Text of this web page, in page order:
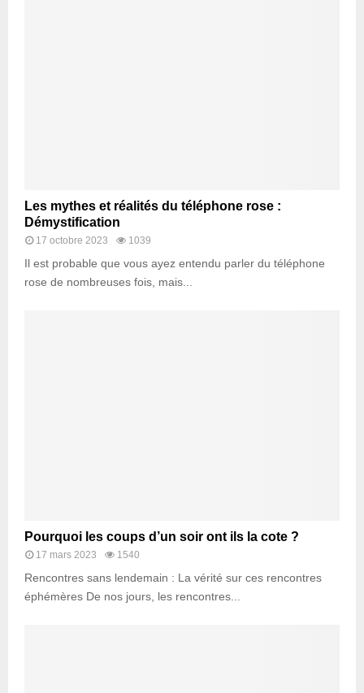
Les mythes et réalités du téléphone rose :
Démystification
17 octobre 2023 1039
Il est probable que vous ayez entendu parler du téléphone
rose de nombreuses fois, mais...
Pourquoi les coups d’un soir ont ils la cote ?
17 mars 2023 1540
Rencontres sans lendemain : La vérité sur ces rencontres
éphémères De nos jours, les rencontres...